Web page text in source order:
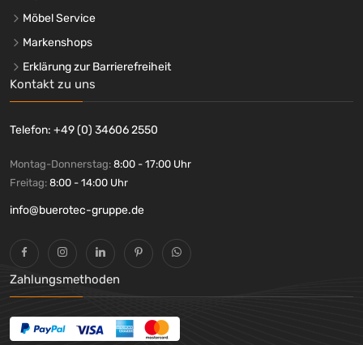
Möbel Service
Markenshops
Erklärung zur Barrierefreiheit
Kontakt zu uns
Telefon: +49 (0) 34606 2550
Montag-Donnerstag: 8:00 - 17:00 Uhr
Freitag: 8:00 - 14:00 Uhr
info@buerotec-gruppe.de
Zahlungsmethoden